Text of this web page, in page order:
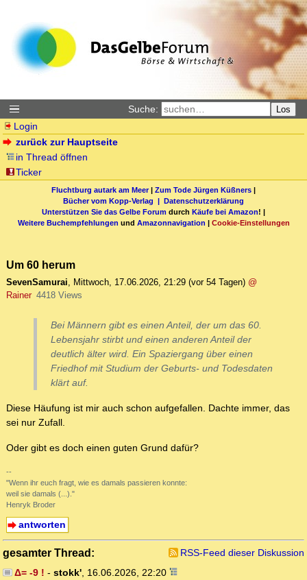
Suche: Los
Login
zurück zur Hauptseite
in Thread öffnen
Ticker
Fluchtburg autark am Meer| Zum Tode Jürgen Küßners |
Bücher vom Kopp-Verlag | Datenschutzerklärung
Unterstützen Sie das Gelbe Forum durch Käufe bei Amazon! |
Weitere Buchempfehlungen und Amazonnavigation | Cookie-Einstellungen
Um 60 herum
SevenSamurai, Mittwoch, 17.06.2026, 21:29 (vor 54 Tagen) @
Rainer 4418 Views
Bei Männern gibt es einen Anteil, der um das 60.
Lebensjahr stirbt und einen anderen Anteil der
deutlich älter wird. Ein Spaziergang über einen
Friedhof mit Studium der Geburts- und Todesdaten
klärt auf.
Diese Häufung ist mir auch schon aufgefallen. Dachte immer, das
sei nur Zufall.
Oder gibt es doch einen guten Grund dafür?
--
"Wenn ihr euch fragt, wie es damals passieren konnte:
weil sie damals (...)."
Henryk Broder
antworten
gesamter Thread:
RSS-Feed dieser Diskussion
Δ= -9 ! - stokk', 16.06.2026, 22:20